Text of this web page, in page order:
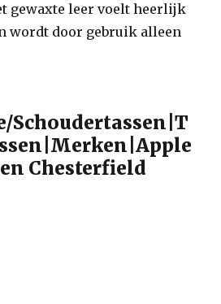
gewaxte leer voelt heerlijk
wordt door gebruik alleen
Schoudertassen|T
Chesterfield